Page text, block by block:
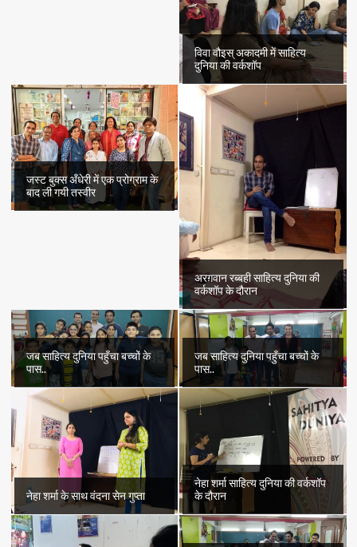
विवा वौइस् अकादमी में साहित्य
दुनिया की वर्कशॉप
जस्ट बुक्स अँधेरी में एक प्रोग्राम के
बाद ली गयी तस्वीर
अरग़वान रब्बही साहित्य दुनिया की
वर्कशॉप के दौरान
जब साहित्य दुनिया पहुँचा बच्चों के
पास..
जब साहित्य दुनिया पहुँचा बच्चों के
पास..
नेहा शर्मा के साथ वंदना सेन गुप्ता
नेहा शर्मा साहित्य दुनिया की वर्कशॉप
के दौरान